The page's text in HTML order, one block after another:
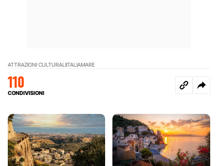
ATTRAZIONI CULTURALIITALIAMARE
110
CONDIVISIONI